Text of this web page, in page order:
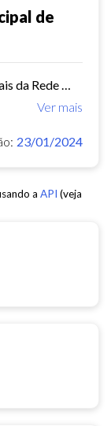
de
Ver mais
23/01/2024
a API (veja